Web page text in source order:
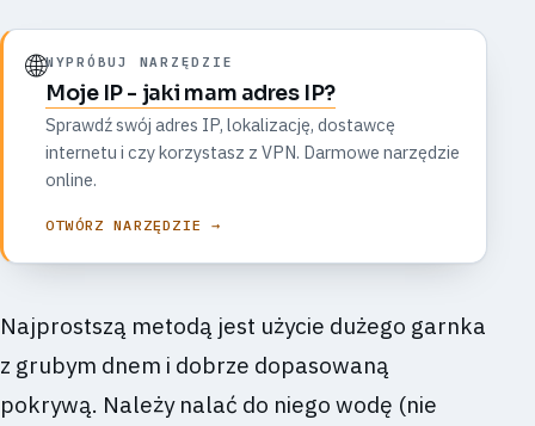
🌐WYPRÓBUJ NARZĘDZIE
Moje IP - jaki mam adres IP?
Sprawdź swój adres IP, lokalizację, dostawcę
internetu i czy korzystasz z VPN. Darmowe narzędzie
online.
OTWÓRZ NARZĘDZIE →
Najprostszą metodą jest użycie dużego garnka
z grubym dnem i dobrze dopasowaną
pokrywą. Należy nalać do niego wodę (nie